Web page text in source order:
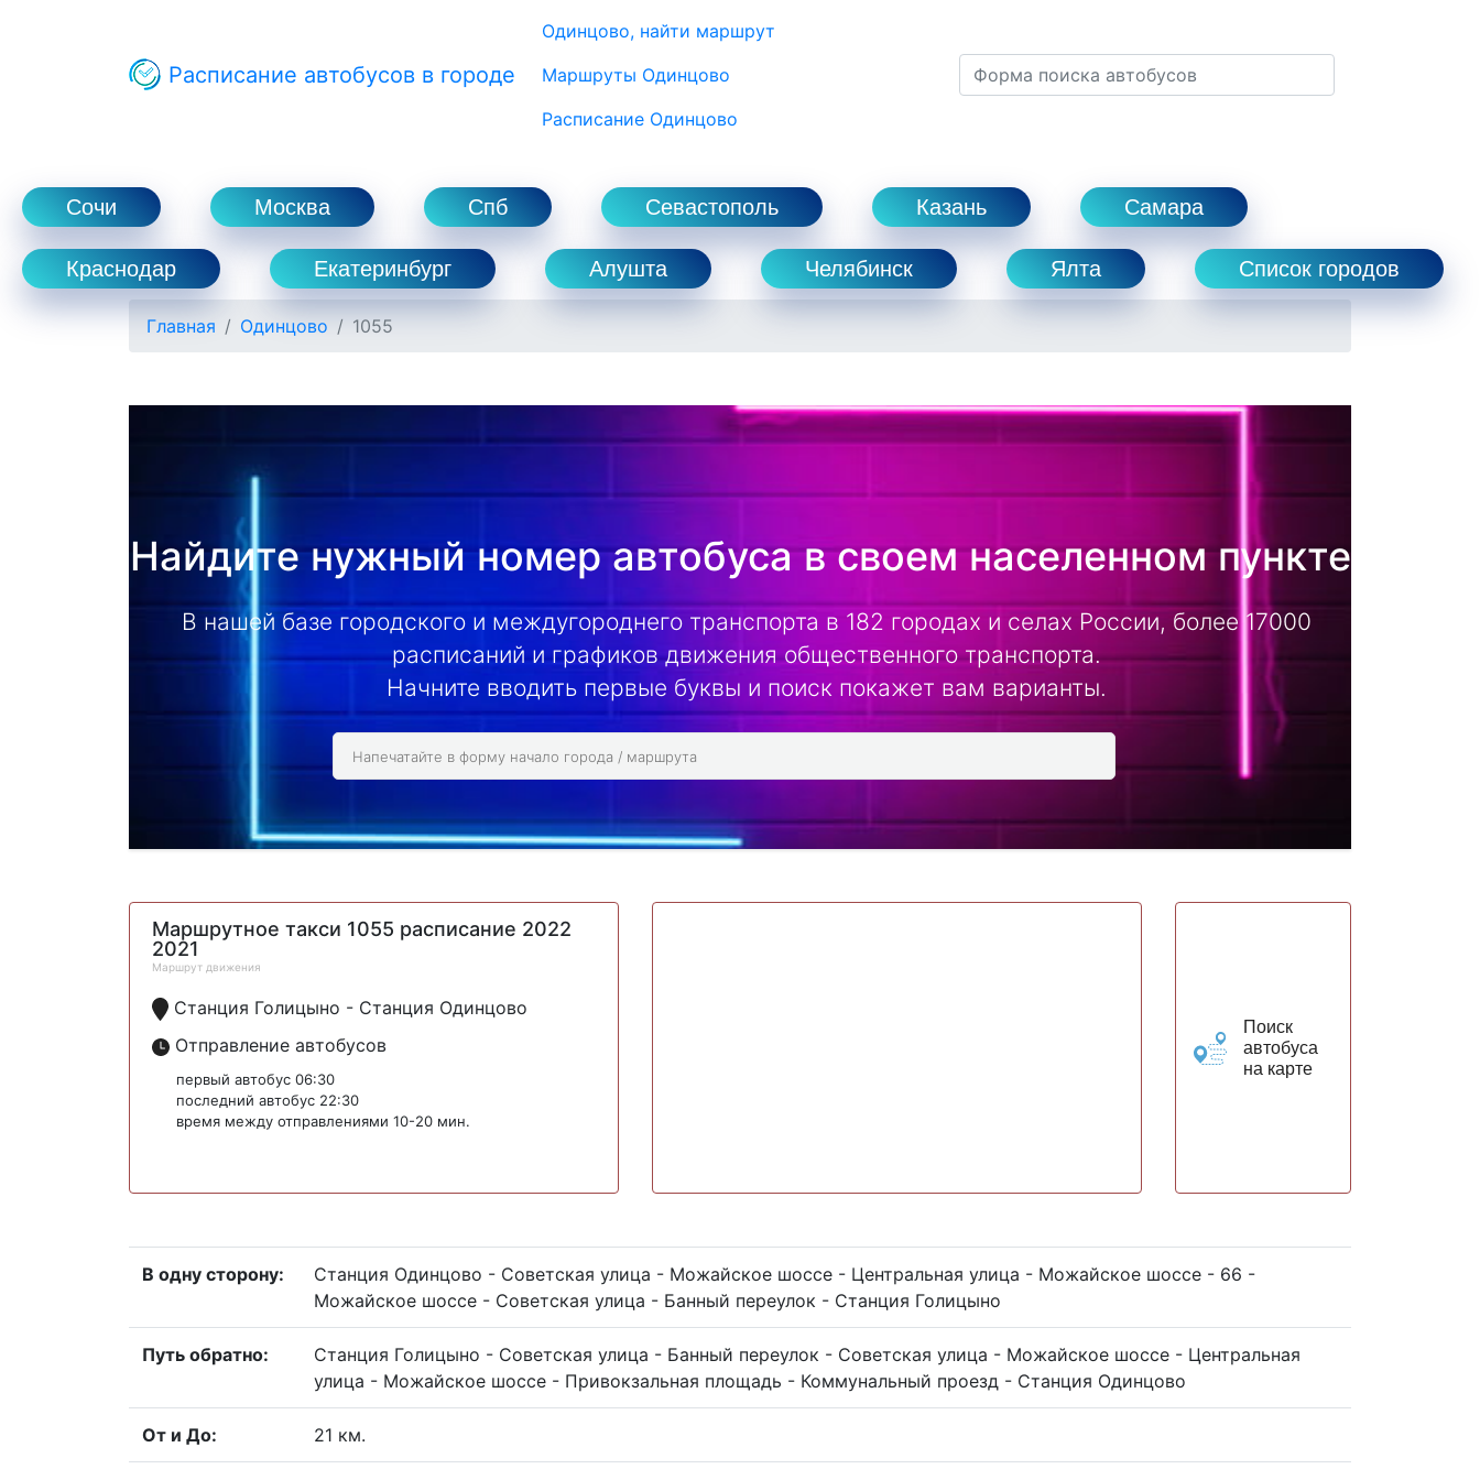
Расписание автобусов в городе
Одинцово, найти маршрут
Маршруты Одинцово
Расписание Одинцово
Сочи Москва Спб Севастополь Казань Самара
Краснодар Екатеринбург Алушта Челябинск Ялта Список городов
Главная Одинцово 1055
Найдите нужный номер автобуса в своем населенном пункте
В нашей базе городского и междугороднего транспорта в 182 городах и селах России, более 17000
расписаний и графиков движения общественного транспорта.
Начните вводить первые буквы и поиск покажет вам варианты.
Маршрутное такси 1055 расписание 2022
2021
Маршрут движения
Станция Голицыно - Станция Одинцово
Отправление автобусов
первый автобус 06:30
последний автобус 22:30
время между отправлениями 10-20 мин.
Поиск
автобуса
на карте
В одну сторону:
Станция Одинцово - Советская улица - Можайское шоссе - Центральная улица - Можайское шоссе - 66 -
Можайское шоссе - Советская улица - Банный переулок - Станция Голицыно
Путь обратно:
Станция Голицыно - Советская улица - Банный переулок - Советская улица - Можайское шоссе - Центральная
улица - Можайское шоссе - Привокзальная площадь - Коммунальный проезд - Станция Одинцово
От и До: 21 км.